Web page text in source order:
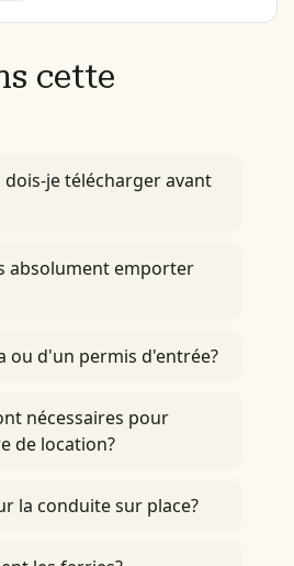
cette
je télécharger avant
absolument emporter
ou d'un permis d'entrée?
nécessaires pour
de location?
la conduite sur place?